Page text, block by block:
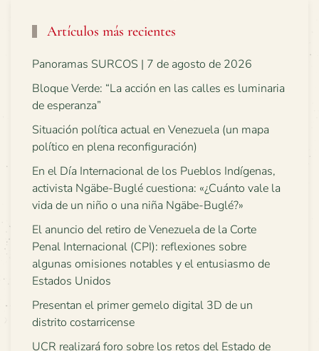
Artículos más recientes
Panoramas SURCOS | 7 de agosto de 2026
Bloque Verde: “La acción en las calles es luminaria
de esperanza”
Situación política actual en Venezuela (un mapa
político en plena reconfiguración)
En el Día Internacional de los Pueblos Indígenas,
activista Ngäbe-Buglé cuestiona: «¿Cuánto vale la
vida de un niño o una niña Ngäbe-Buglé?»
El anuncio del retiro de Venezuela de la Corte
Penal Internacional (CPI): reflexiones sobre
algunas omisiones notables y el entusiasmo de
Estados Unidos
Presentan el primer gemelo digital 3D de un
distrito costarricense
UCR realizará foro sobre los retos del Estado de